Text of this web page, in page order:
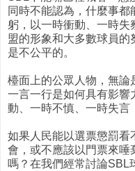
同時不能認為，什麼事
躬，以一時衝動、一時失
盟的形象和大多數球員的
是不公平的。
檯面上的公眾人物，無論
一言一行是如何具有影響
動、一時不慎、一時失言
如果人民能以選票懲罰看
會，或不應該以門票來唾
嗎？在我們經常討論SBL